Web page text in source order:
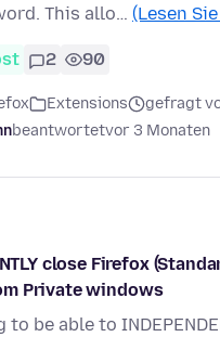
This allo… (Lesen
2 90
Extensions
gefragt
beantwortetvor 3 Monaten
close Firefox
Private windows
be able to